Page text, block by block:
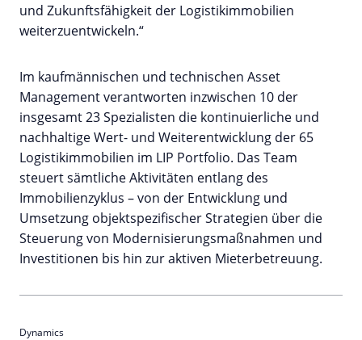
und Zukunftsfähigkeit der Logistikimmobilien
weiterzuentwickeln.“
Im kaufmännischen und technischen Asset
Management verantworten inzwischen 10 der
insgesamt 23 Spezialisten die kontinuierliche und
nachhaltige Wert- und Weiterentwicklung der 65
Logistikimmobilien im LIP Portfolio. Das Team
steuert sämtliche Aktivitäten entlang des
Immobilienzyklus – von der Entwicklung und
Umsetzung objektspezifischer Strategien über die
Steuerung von Modernisierungsmaßnahmen und
Investitionen bis hin zur aktiven Mieterbetreuung.
Dynamics